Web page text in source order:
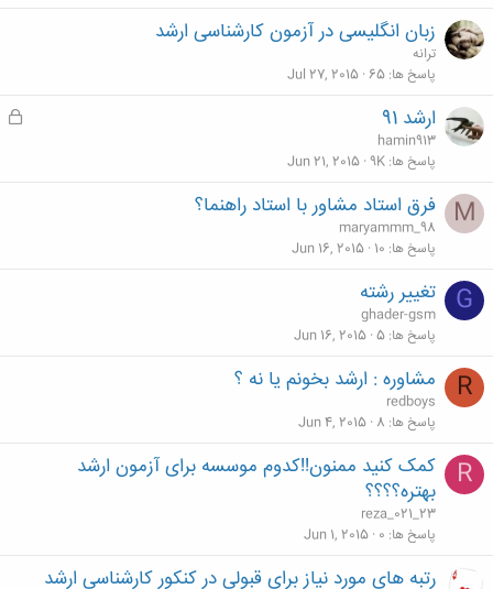
زبان انگلیسی در آزمون کارشناسی ارشد
ترانه
پاسخ ها 65
Jul 27, 2015
ق
ارشد 91
hamin913
پاسخ ها 9K
Jun 21, 2015
M فرق استاد مشاور با استاد راهنما؟
maryammm_98
پاسخ ها 10
Jun 16, 2015
G تغيير رشته
ghader-gsm
پاسخ ها 5
Jun 16, 2015
R مشاوره : ارشد بخونم یا نه ؟
redboys
پاسخ ها 8
Jun 4, 2015
R
کمک کنید ممنون!!کدوم موسسه برای آزمون ارشد
بهتره؟؟؟؟
reza_021_23
پاسخ ها 0
Jun 1, 2015
رتبه های مورد نیاز برای قبولی در کنکور کارشناسی ارشد